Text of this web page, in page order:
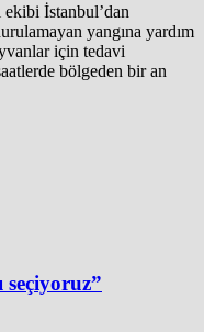
İstanbul’dan
yangına yardım
için tedavi
bölgeden bir an
seçiyoruz”